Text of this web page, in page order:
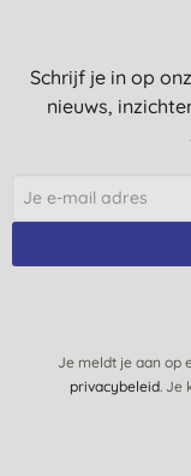
Schrijf je in op
nieuws,
Je meldt je aan op
privacybeleid. Je